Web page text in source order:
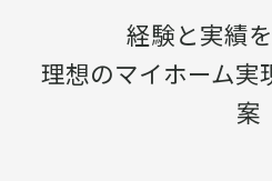
経験と実績を
理想のマイホーム実
案